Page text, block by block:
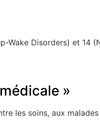
Wake Disorders) et 14
»
les soins, aux